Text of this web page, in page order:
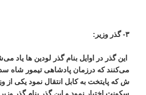
۳- گذر وزیر:
این گذر در اوایل بنام گذر لودین ها یاد
می‌کنند که درزمان پادشاهی تیمور شاه
ش که پایتخت به کابل انتقال نمود یکی از